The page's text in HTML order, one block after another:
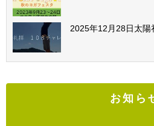
2025年12月28日太陽
お知ら